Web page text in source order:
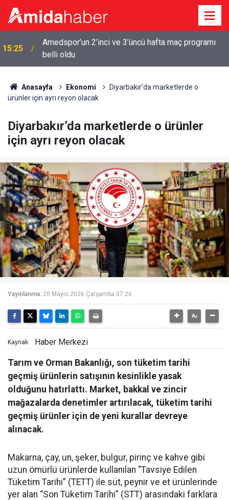
15:13
Adalet Bakanı: Kayyımlar kalacak, Demirtaş
çıkamayacak
Anasayfa Ekonomi
Diyarbakır’da marketlerde o
ürünler için ayrı reyon olacak
Diyarbakır’da marketlerde o ürünler
için ayrı reyon olacak
Yayınlanma: 20 Mayıs 2026 Çarşamba 07:26
Kaynak: Haber Merkezi
Tarım ve Orman Bakanlığı, son tüketim tarihi
geçmiş ürünlerin satışının kesinlikle yasak
olduğunu hatırlattı. Market, bakkal ve zincir
mağazalarda denetimler artırılacak, tüketim tarihi
geçmiş ürünler için de yeni kurallar devreye
alınacak.
Makarna, çay, un, şeker, bulgur, pirinç ve kahve gibi
uzun ömürlü ürünlerde kullanılan “Tavsiye Edilen
Tüketim Tarihi” (TETT) ile süt, peynir ve et ürünlerinde
yer alan “Son Tüketim Tarihi” (STT) arasındaki farklara